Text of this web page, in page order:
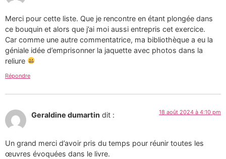
Merci pour cette liste. Que je rencontre en étant plongée dans
ce bouquin et alors que j’ai moi aussi entrepris cet exercice.
Car comme une autre commentatrice, ma bibliothèque a eu la
géniale idée d’emprisonner la jaquette avec photos dans la
reliure
Répondre
Geraldine dumartin dit : 18 août 2024 à 4:10 pm
Un grand merci d’avoir pris du temps pour réunir toutes les
œuvres évoquées dans le livre.